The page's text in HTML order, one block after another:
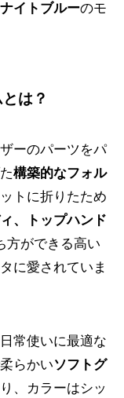
イトブルーのモ
は？
ーのパーツをパ
構築的なフォル
トに折りたため
、トップハンド
方ができる高い
に愛されていま
常使いに最適な
らかいソフトグ
、カラーはシッ